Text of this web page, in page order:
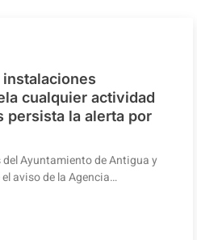
cualquier actividad
persista la alerta por
del Ayuntamiento de Antigua y
aviso de la Agencia…